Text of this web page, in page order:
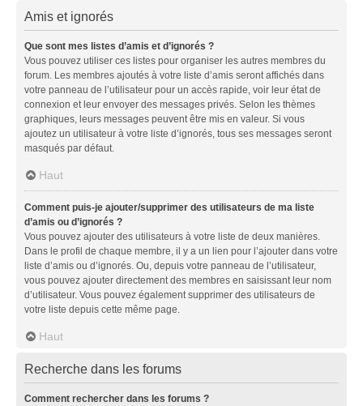
Amis et ignorés
Que sont mes listes d’amis et d’ignorés ?
Vous pouvez utiliser ces listes pour organiser les autres membres du
forum. Les membres ajoutés à votre liste d’amis seront affichés dans
votre panneau de l’utilisateur pour un accès rapide, voir leur état de
connexion et leur envoyer des messages privés. Selon les thèmes
graphiques, leurs messages peuvent être mis en valeur. Si vous
ajoutez un utilisateur à votre liste d’ignorés, tous ses messages seront
masqués par défaut.
Haut
Comment puis-je ajouter/supprimer des utilisateurs de ma liste
d’amis ou d’ignorés ?
Vous pouvez ajouter des utilisateurs à votre liste de deux manières.
Dans le profil de chaque membre, il y a un lien pour l’ajouter dans votre
liste d’amis ou d’ignorés. Ou, depuis votre panneau de l’utilisateur,
vous pouvez ajouter directement des membres en saisissant leur nom
d’utilisateur. Vous pouvez également supprimer des utilisateurs de
votre liste depuis cette même page.
Haut
Recherche dans les forums
Comment rechercher dans les forums ?